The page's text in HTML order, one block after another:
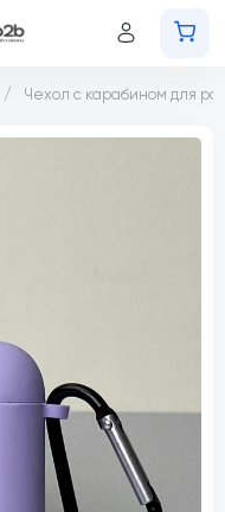
Чехол с карабином для